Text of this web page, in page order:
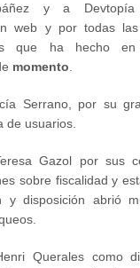
y a
web y por todas
que ha hecho
momento.
Serrano, por su
de usuarios.
Gazol por sus
sobre fiscalidad y
y disposición abrió
Querales como